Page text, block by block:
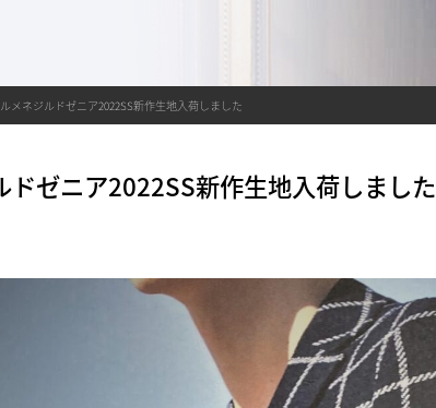
メネジルドゼニア2022SS新作生地入荷しました
ドゼニア2022SS新作生地入荷しました